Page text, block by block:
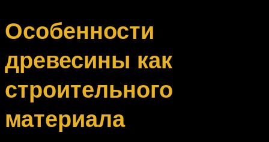
Особенности
древесины как
строительного
материала